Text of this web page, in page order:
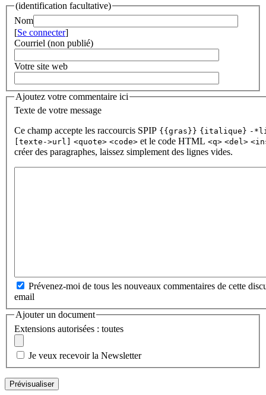
(identification facultative)
Nom
[Se connecter]
Courriel (non publié)
Votre site web
Ajoutez votre commentaire ici
Texte de votre message
Ce champ accepte les raccourcis SPIP {{gras}} {italique} -
[texte->url]
<quote> <code> et le code HTML <q> <del>
créer des paragraphes, laissez simplement des lignes vides.
Prévenez-moi de tous les nouveaux commentaires de cette
email
Ajouter un document
Extensions autorisées : toutes
Je veux recevoir la Newsletter